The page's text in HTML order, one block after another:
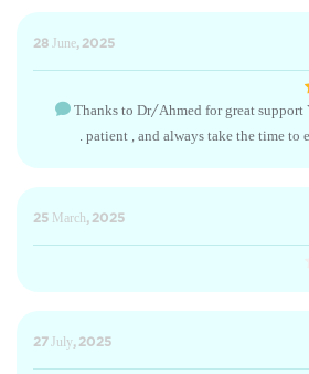
28 June, 2025
Thanks to Dr/Ahmed for great support
patient , and always take the time to
25 March, 2025
27 July, 2025